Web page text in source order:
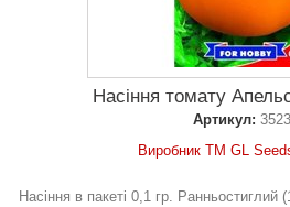
Насіння томату
Артикул:
Виробник ТМ GL
Насіння в пакеті 0,1 гр. Ранньостиглий